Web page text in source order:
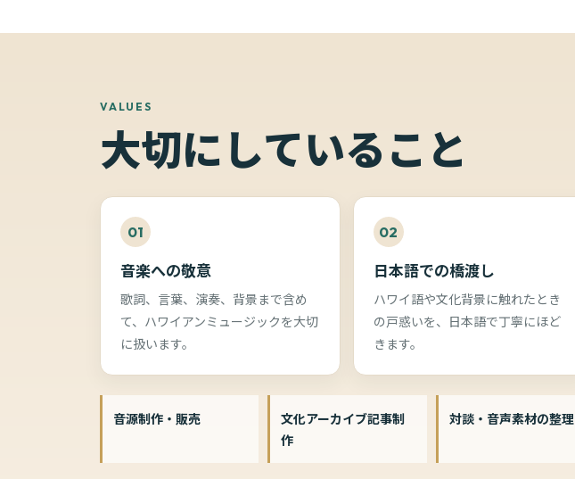
VALUES
大切にしていること
01
音楽への敬意
歌詞、言葉、演奏、背景まで含め
て、ハワイアンミュージックを大切
に扱います。
02
日本語での橋渡し
ハワイ語や文化背景に触れたとき
の戸惑いを、日本語で丁寧にほど
きます。
音源制作・販売
文化アーカイブ記事制
作
対談・音声素材の整理